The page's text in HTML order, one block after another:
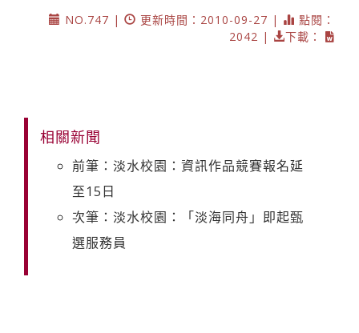
NO.747 |
更新時間：2010-09-27 |
點閱：
2042 |
下載：
相關新聞
前筆：淡水校園：資訊作品競賽報名延
至15日
次筆：淡水校園：「淡海同舟」即起甄
選服務員